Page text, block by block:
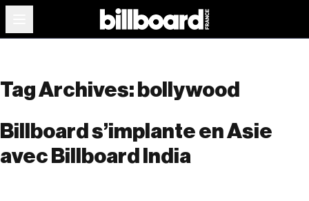
Tag Archives: bollywood
Billboard s’implante en Asie
avec Billboard India